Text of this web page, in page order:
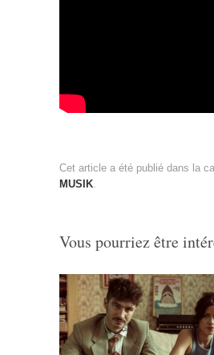
Cet article a été publié dans la
MUSIK.
Vous pourriez être